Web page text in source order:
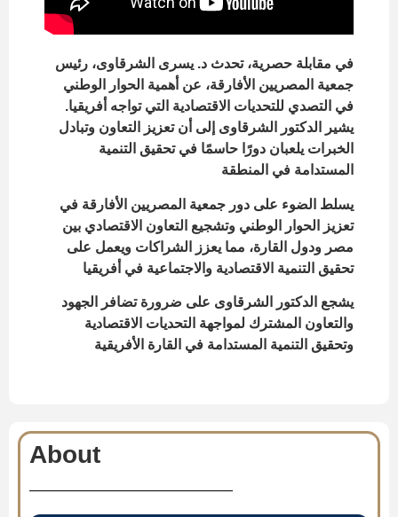
About
في مقابلة حصرية، تحدث د. يسرى الشرقاوى، رئيس
جمعية المصريين الأفارقة، عن أهمية الحوار الوطني
في التصدي للتحديات الاقتصادية التي تواجه أفريقيا.
يشير الدكتور الشرقاوى إلى أن تعزيز التعاون وتبادل
الخبرات يلعبان دورًا حاسمًا في تحقيق التنمية
المستدامة في المنطقة
يسلط الضوء على دور جمعية المصريين الأفارقة في
تعزيز الحوار الوطني وتشجيع التعاون الاقتصادي بين
مصر ودول القارة، مما يعزز الشراكات ويعمل على
تحقيق التنمية الاقتصادية والاجتماعية في أفريقيا
والتعاون المشترك لمواجهة التحديات الاقتصادية
وتحقيق التنمية المستدامة في القارة الأفريقية